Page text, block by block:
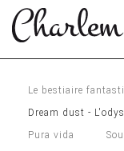
Le bestiaire
Dream dust -
Pura vida